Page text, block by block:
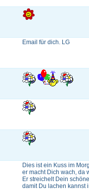
Email für dich. LG
Dies ist ein Kuss im
er macht Dich wach, da
Er streichelt Dein
damit Du lachen kannst